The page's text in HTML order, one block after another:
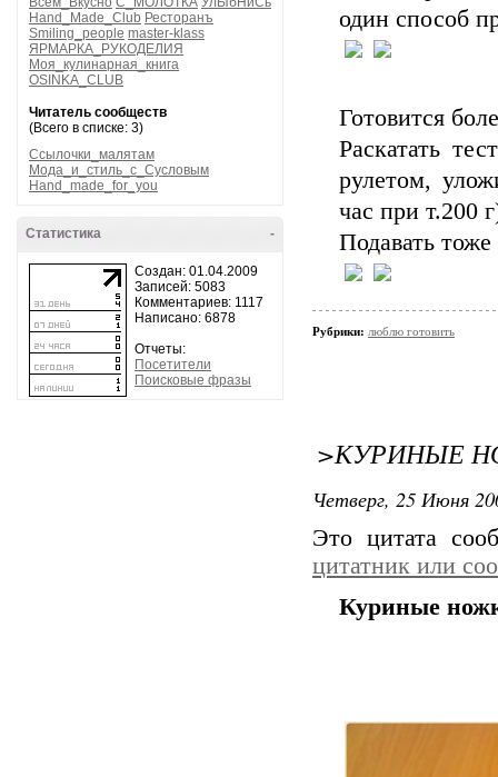
Hand_Made_Club Ресторанъ
Smiling_people master-klass
ЯРМАРКА_РУКОДЕЛИЯ
Моя_кулинарная_книга
OSINKA_CLUB
Читатель сообществ
(Всего в списке: 3)
Ссылочки_малятам
Мода_и_стиль_с_Сусловым
Hand_made_for_you
-
Статистика
Создан: 01.04.2009
Записей: 5083
Комментариев: 1117
Написано: 6878
Отчеты:
Посетители
Поисковые фразы
один способ
Готовится
Раскатать
рулетом,
час при т.200
Подавать
Рубрики: люблю готовить
>КУРИНЫЕ
Четверг, 25 Июня
Это цитата
цитатник или
Куриные